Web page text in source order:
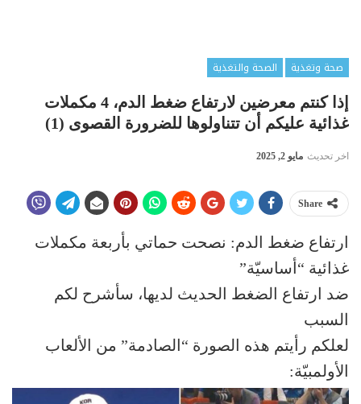
صحة وتغذية
الصحة والتغذية
إذا كنتم معرضين لارتفاع ضغط الدم، 4 مكملات
غذائية عليكم أن تتناولوها للضرورة القصوى (1)
اخر تحديث مايو 2, 2025
Share
ارتفاع ضغط الدم: نصحت حماتي بأربعة مكملات
غذائية “أساسيّة”
ضد ارتفاع الضغط الحديث لديها، سأشرح لكم
السبب
لعلكم رأيتم هذه الصورة “الصادمة” من الألعاب
الأولمبيّة: